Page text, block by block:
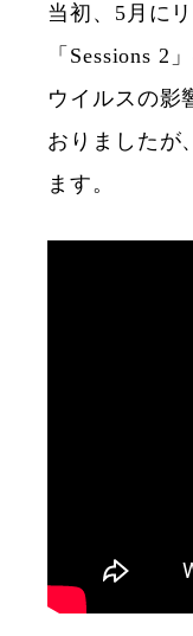
当初、5月に
「Sessions
ウイルスの影
おりましたが
ます。